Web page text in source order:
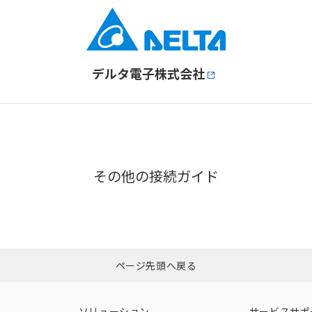
デルタ電子株式会社
その他の接続ガイド
ページ先頭へ戻る